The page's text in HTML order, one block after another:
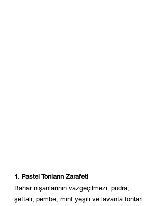
1. Pastel Tonların Zarafeti
Bahar nişanlarının vazgeçilmezi: pudra,
şeftali, pembe, mint yeşili ve lavanta tonları.